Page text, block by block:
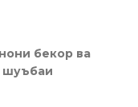
бекор ва
шуъбаи